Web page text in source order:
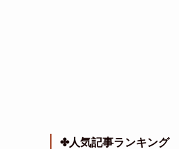
✤人気記事ランキング